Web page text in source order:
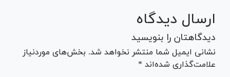
ارسال دیدگاه
دیدگاهتان را بنویسید
نشانی ایمیل شما منتشر نخواهد شد. بخش‌های موردنیاز
علامت‌گذاری شده‌اند *